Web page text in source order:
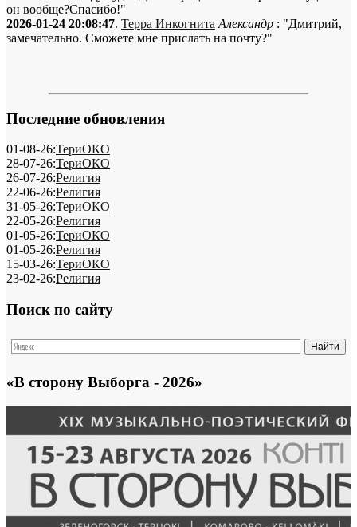
он вообще?Спасибо!"
2026-01-24 20:08:47. Терра Инкогнита Александр : "Дмитрий,
замечательно. Сможете мне прислать на почту?"
Последние обновления
01-08-26:ТериОКО
28-07-26:ТериОКО
26-07-26:Религия
22-06-26:Религия
31-05-26:ТериОКО
22-05-26:Религия
01-05-26:ТериОКО
01-05-26:Религия
15-03-26:ТериОКО
23-02-26:Религия
Поиск по сайту
«В сторону Выборга - 2026»